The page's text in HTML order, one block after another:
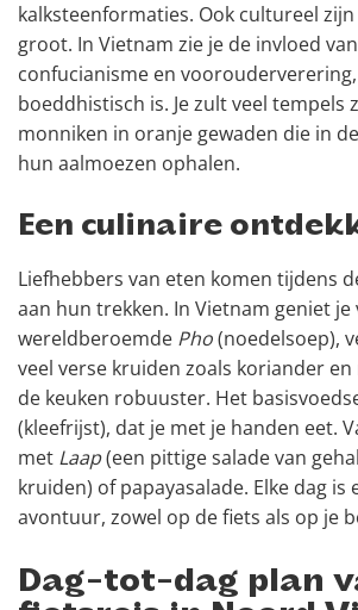
kalksteenformaties. Ook cultureel
groot. In Vietnam zie je de invloed
confucianisme en
boeddhistisch is. Je zult veel tempels
monniken in oranje gewaden die in
hun aalmoezen ophalen.
Een culinaire
Liefhebbers van eten komen tijdens
aan hun trekken. In Vietnam geniet je
wereldberoemde Pho(noedelsoep),
veel verse kruiden zoals koriander en
de keuken robuuster. Het
(kleefrijst), dat je met je handen eet.
met Laap(een pittige salade van
kruiden) of papayasalade. Elke dag is
avontuur, zowel op de fiets als op je
Dag-tot-dag plan